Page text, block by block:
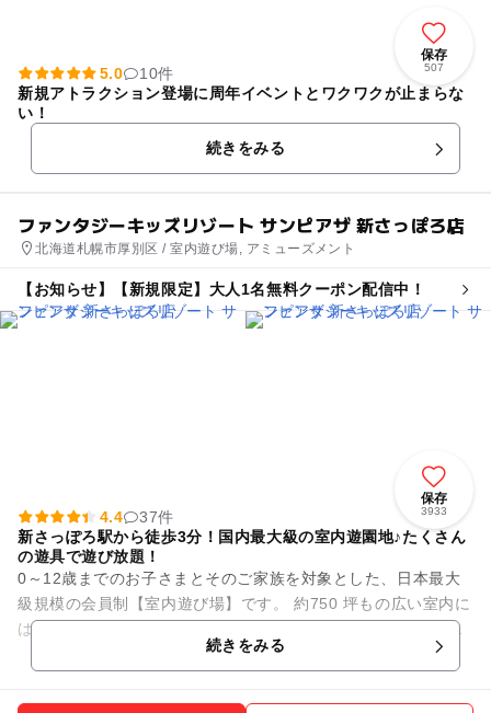
保存
507
5.0
10件
新規アトラクション登場に周年イベントとワクワクが止まらな
い！
続きをみる
ファンタジーキッズリゾート サンピアザ 新さっぽろ店
北海道札幌市厚別区 / 室内遊び場, アミューズメント
【お知らせ】【新規限定】大人1名無料クーポン配信中！
保存
3933
4.4
37件
新さっぽろ駅から徒歩3分！国内最大級の室内遊園地♪たくさん
の遊具で遊び放題！
0～12歳までのお子さまとそのご家族を対象とした、日本最大
級規模の会員制【室内遊び場】です。 約750 坪もの広い室内に
は、大人も一緒に遊べる滑り台などのふわふわ遊具や、さまざ
続きをみる